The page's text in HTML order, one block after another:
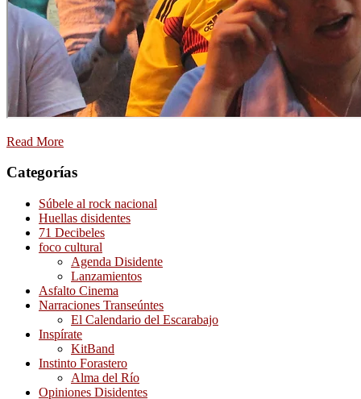
Read More
Categorías
Súbele al rock nacional
Huellas disidentes
71 Decibeles
foco cultural
Agenda Disidente
Lanzamientos
Asfalto Cinema
Narraciones Transeúntes
El Calendario del Escarabajo
Inspírate
KitBand
Instinto Forastero
Alma del Río
Opiniones Disidentes